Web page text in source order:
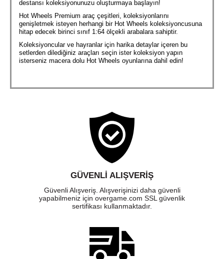
destansı koleksiyonunuzu oluşturmaya başlayın!
Hot Wheels Premium araç çeşitleri, koleksiyonlarını
genişletmek isteyen herhangi bir Hot Wheels koleksiyoncusuna
hitap edecek birinci sınıf 1:64 ölçekli arabalara sahiptir.
Koleksiyoncular ve hayranlar için harika detaylar içeren bu
setlerden dilediğiniz araçları seçin ister koleksiyon yapın
isterseniz macera dolu Hot Wheels oyunlarına dahil edin!
GÜVENLI ALIŞVERIŞ
Güvenli Alışveriş. Alışverişinizi daha güvenli
yapabilmeniz için overgame.com SSL güvenlik
sertifikası kullanmaktadır.